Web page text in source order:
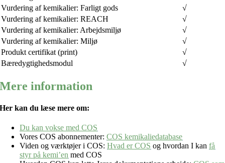
Vurdering af kemikalier: Farligt gods
√
Vurdering af kemikalier: REACH
√
Vurdering af kemikalier: Arbejdsmiljø
√
Vurdering af kemikalier: Miljø
√
Produkt certifikat (print)
√
Bæredygtighedsmodul
√
Mere information
Her kan du læse mere om:
Du kan vokse med COS
Vores COS abonnementer:COS kemikaliedatabase
Viden og værktøjer i COS:Hvad er COS og hvordan I kanfå
styr på kemi’en med COS